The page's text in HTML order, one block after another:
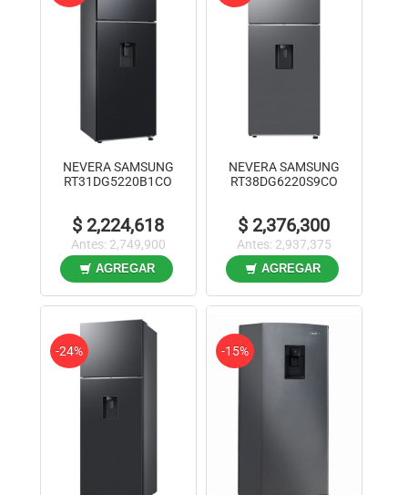
NEVERA SAMSUNG
RT31DG5220B1CO
Antes: 2,749,900
$ 2,224,618
AGREGAR
NEVERA SAMSUNG
RT38DG6220S9CO
Antes: 2,937,375
$ 2,376,300
AGREGAR
-24% -15%